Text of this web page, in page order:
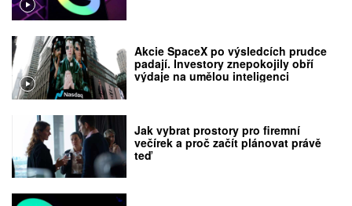
Akcie SpaceX po výsledcích prudce
padají. Investory znepokojily obří
výdaje na umělou inteligenci
Jak vybrat prostory pro firemní
večírek a proč začít plánovat právě
teď